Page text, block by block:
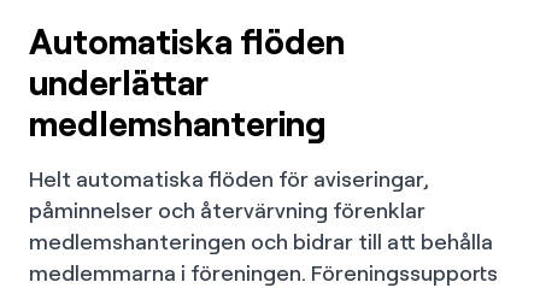
Automatiska flöden
underlättar
medlemshantering
Helt automatiska flöden för aviseringar,
påminnelser och återvärvning förenklar
medlemshanteringen och bidrar till att behålla
medlemmarna i föreningen. Föreningssupports